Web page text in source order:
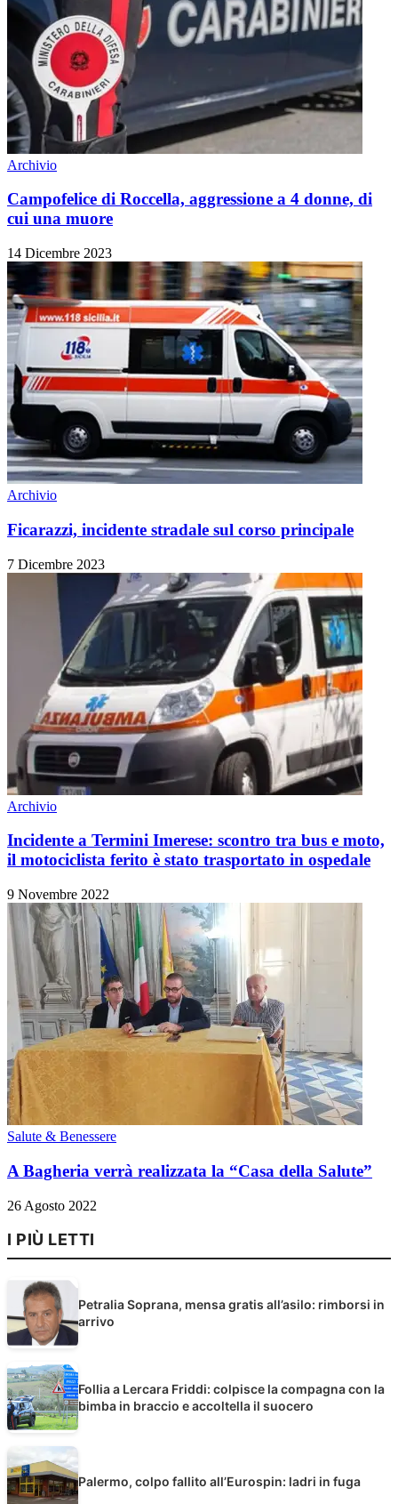
Archivio
Campofelice di Roccella, aggressione a 4 donne, di
cui una muore
14 Dicembre 2023
Archivio
Ficarazzi, incidente stradale sul corso principale
7 Dicembre 2023
Archivio
Incidente a Termini Imerese: scontro tra bus e moto,
il motociclista ferito è stato trasportato in ospedale
9 Novembre 2022
Salute & Benessere
A Bagheria verrà realizzata la “Casa della Salute”
26 Agosto 2022
I PIÙ LETTI
Petralia Soprana, mensa gratis all’asilo: rimborsi in
arrivo
Follia a Lercara Friddi: colpisce la compagna con la
bimba in braccio e accoltella il suocero
Palermo, colpo fallito all’Eurospin: ladri in fuga